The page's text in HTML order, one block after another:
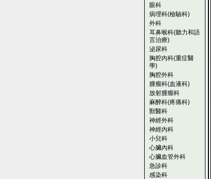
眼科
病理科(檢驗科)
外科
耳鼻喉科(聽力和語
言治療)
泌尿科
胸腔內科(重症醫
學)
胸腔外科
腫瘤科(血液科)
放射腫瘤科
麻醉科(疼痛科)
獸醫科
神經外科
神經內科
小兒科
心臟內科
心臟血管外科
急診科
感染科